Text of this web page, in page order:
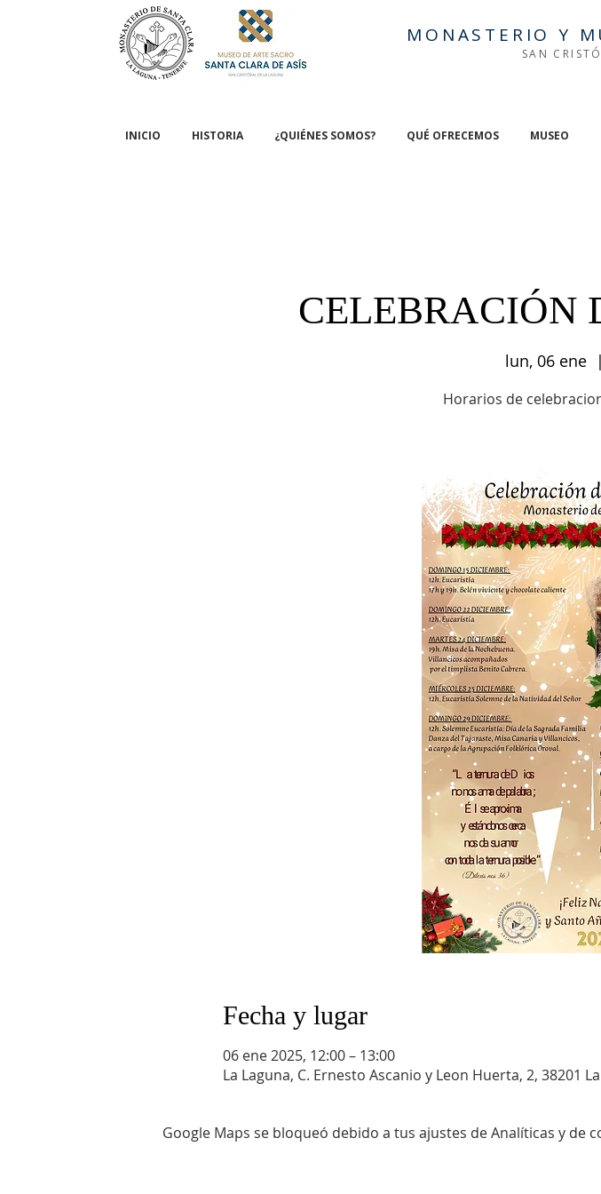
MONASTERIO Y
SAN
INICIO HISTORIA ¿QUIÉNES SOMOS? QUÉ OFRECEMOS MUSEO
CELEBRACIÓN
lun, 06 ene
Horarios de
Fecha y lugar
06 ene 2025, 12:00 – 13:00
La Laguna, C. Ernesto Ascanio y Leon Huerta, 2, 38201
Google Maps se bloqueó debido a tus ajustes de Analíticas y de